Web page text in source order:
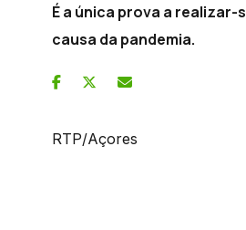
É a única prova a
causa da pandemia.
RTP/Açores